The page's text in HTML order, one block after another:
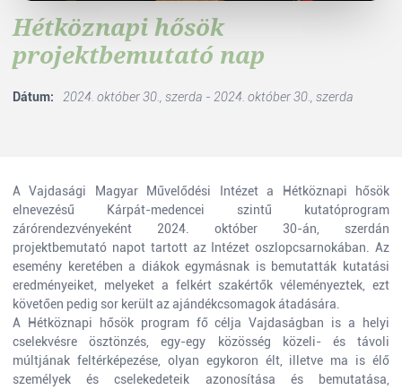
Hétköznapi hősök
projektbemutató nap
Dátum: 2024. október 30., szerda - 2024. október 30., szerda
A Vajdasági Magyar Művelődési Intézet a Hétköznapi hősök
elnevezésű Kárpát-medencei szintű kutatóprogram
zárórendezvényeként 2024. október 30-án, szerdán
projektbemutató napot tartott az Intézet oszlopcsarnokában. Az
esemény keretében a diákok egymásnak is bemutatták kutatási
eredményeiket, melyeket a felkért szakértők véleményeztek, ezt
követően pedig sor került az ajándékcsomagok átadására.
A Hétköznapi hősök program fő célja Vajdaságban is a helyi
cselekvésre ösztönzés, egy-egy közösség közeli- és távoli
múltjának feltérképezése, olyan egykoron élt, illetve ma is élő
személyek és cselekedeteik azonosítása és bemutatása,